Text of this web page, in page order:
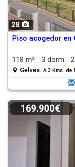
28
Piso acogedor en
118 m² 3 dorm.
Gelves. A 3 Kms. de
169.900€